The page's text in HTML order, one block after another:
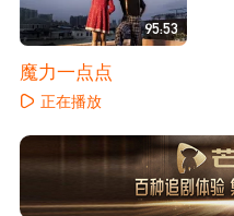
95:53
魔力一点点
正在播放